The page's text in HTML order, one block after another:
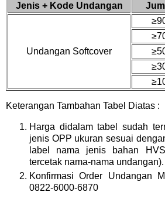
Jenis + Kode Undangan
Undangan Softcover
Keterangan Tambahan Tabel Diatas :
Harga didalam tabel sudah
jenis OPP ukuran sesuai
label nama jenis bahan
tercetak nama-nama undangan).
Konfirmasi Order Undangan
0822-6000-6870